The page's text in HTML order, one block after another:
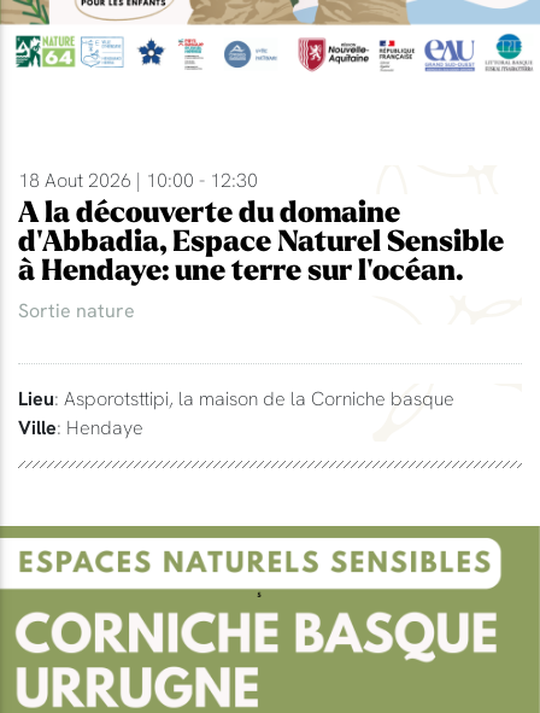
18 Aout 2026 | 10:00 - 12:30
A la découverte du domaine
d'Abbadia, Espace Naturel Sensible
à Hendaye: une terre sur l'océan.
Sortie nature
Lieu: Asporotsttipi, la maison de la Corniche basque
Ville: Hendaye